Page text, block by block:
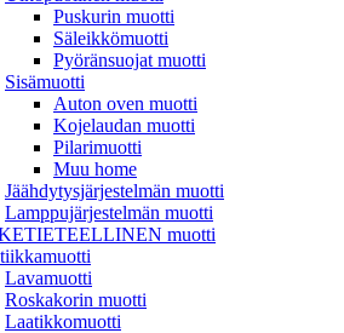
Puskurin muotti
Säleikkömuotti
Pyöränsuojat muotti
Sisämuotti
Auton oven muotti
Kojelaudan muotti
Pilarimuotti
Muu home
Jäähdytysjärjestelmän muotti
Lamppujärjestelmän muotti
muotti
Lavamuotti
Roskakorin muotti
Laatikkomuotti